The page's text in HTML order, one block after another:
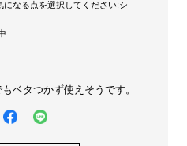
になる点を選択してください:シ
ベタつかず使えそうです。